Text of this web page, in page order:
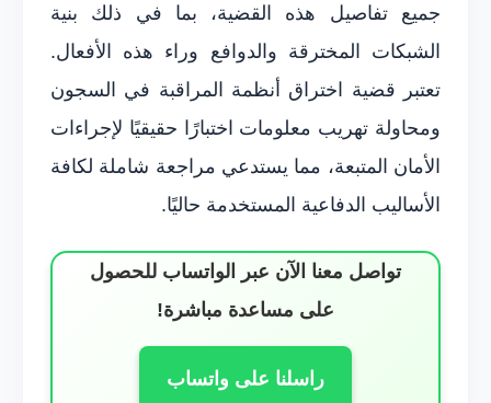
جميع تفاصيل هذه القضية، بما في ذلك بنية
الشبكات المخترقة والدوافع وراء هذه الأفعال.
تعتبر قضية اختراق أنظمة المراقبة في السجون
ومحاولة تهريب معلومات اختبارًا حقيقيًا لإجراءات
الأمان المتبعة، مما يستدعي مراجعة شاملة لكافة
الأساليب الدفاعية المستخدمة حاليًا.
تواصل معنا الآن عبر الواتساب للحصول
على مساعدة مباشرة!
راسلنا على واتساب